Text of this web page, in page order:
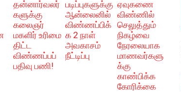
தன்னார்வலர்
களுக்கு
கலைஞர்
மகளிர் உரிமை
திட்ட
விண்ணப்பப்
பதிவு பணி!
படிப்புகளுக்கு
ஆன்லைனில்
விண்ணப்பிக்
க 2 நாள்
அவகாசம்
நீட்டிப்பு
ஏவுகணை
விண்ணில்
செலுத்தும்
நிகழ்வை
நேரலையாக
மாணவர்களு
க்கு
காண்பிக்க
கோரிக்கை